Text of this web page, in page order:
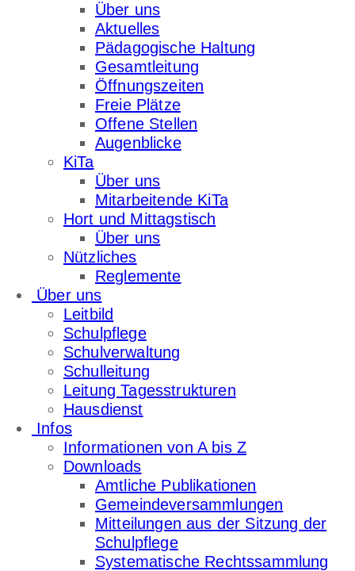
Über uns
Aktuelles
Pädagogische Haltung
Gesamtleitung
Öffnungszeiten
Freie Plätze
Offene Stellen
Augenblicke
KiTa
Über uns
Mitarbeitende KiTa
Hort und Mittagstisch
Über uns
Nützliches
Reglemente
Über uns
Leitbild
Schulpflege
Schulverwaltung
Schulleitung
Leitung Tagesstrukturen
Hausdienst
Infos
Informationen von A bis Z
Downloads
Amtliche Publikationen
Gemeindeversammlungen
Mitteilungen aus der Sitzung der
Schulpflege
Systematische Rechtssammlung